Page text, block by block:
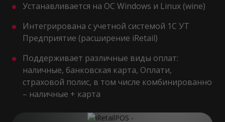
Устанавливается на ОС Windows и Linux (wine)
Интегрирована с учетной системой 1С УТ
Предприятие (расширение iRetail)
Поддерживает различные виды оплат:
наличные, банковская карта, Оплати,
страховой полис, в том числе комбинированно
– наличные + карта